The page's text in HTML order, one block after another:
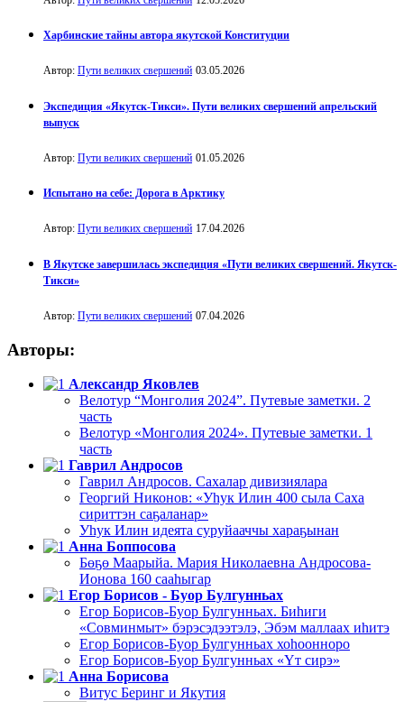
Харбинские тайны автора якутской Конституции
Автор: Пути великих свершений 03.05.2026
Экспедиция «Якутск-Тикси». Пути великих свершений апрельский
выпуск
Автор: Пути великих свершений 01.05.2026
Испытано на себе: Дорога в Арктику
Автор: Пути великих свершений 17.04.2026
В Якутске завершилась экспедиция «Пути великих свершений. Якутск-
Тикси»
Автор: Пути великих свершений 07.04.2026
Авторы:
Александр Яковлев
Велотур “Монголия 2024”. Путевые заметки. 2
часть
Велотур «Монголия 2024». Путевые заметки. 1
часть
Гаврил Андросов
Гаврил Андросов. Сахалар дивизиялара
Георгий Никонов: «Уһук Илин 400 сыла Саха
сириттэн саҕаланар»
Уһук Илин идеята суруйааччы хараҕынан
Анна Боппосова
Бөҕө Маарыйа. Мария Николаевна Андросова-
Ионова 160 сааһыгар
Егор Борисов - Буор Булгунньах
Егор Борисов-Буор Булгунньах. Биһиги
«Совминмыт» бэрэсэдээтэлэ, Эбэм маллаах иһитэ
Егор Борисов-Буор Булгунньах хоһоонноро
Егор Борисов-Буор Булгунньах «Үт сирэ»
Анна Борисова
Витус Беринг и Якутия